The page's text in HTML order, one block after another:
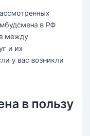
в РФ
между
и их
у вас возникли
в пользу